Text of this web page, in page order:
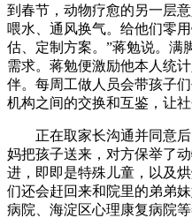
到春节，动物疗愈的另一层
喂水、通风换气。给他们零
估、定制方案。”蒋勉说。满
需求。蒋勉便激励他本人统
伴。每周工做人员会带孩子
机构之间的交换和互鉴，让
正在取家长沟通并同意后
妈把孩子送来，对方保举了
进，即即是特殊儿童，以及
们还会赶回来和院里的弟弟
病院、海淀区心理康复病院